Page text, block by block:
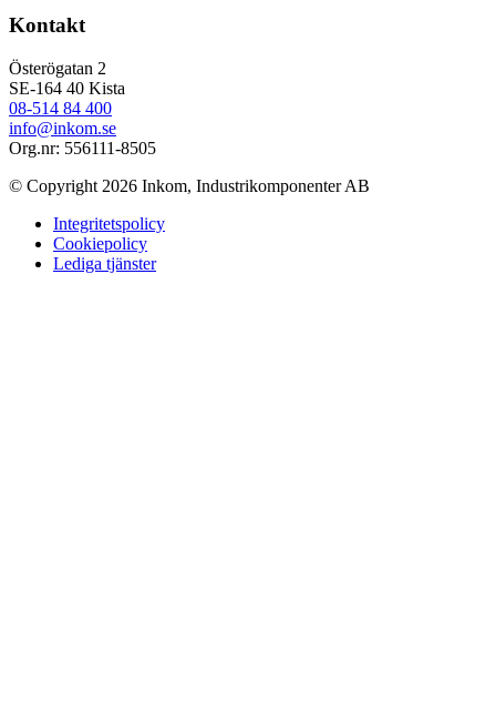
Kontakt
Österögatan 2
SE-164 40 Kista
08-514 84 400
info@inkom.se
Org.nr: 556111-8505
© Copyright 2026 Inkom, Industrikomponenter AB
Integritetspolicy
Cookiepolicy
Lediga tjänster